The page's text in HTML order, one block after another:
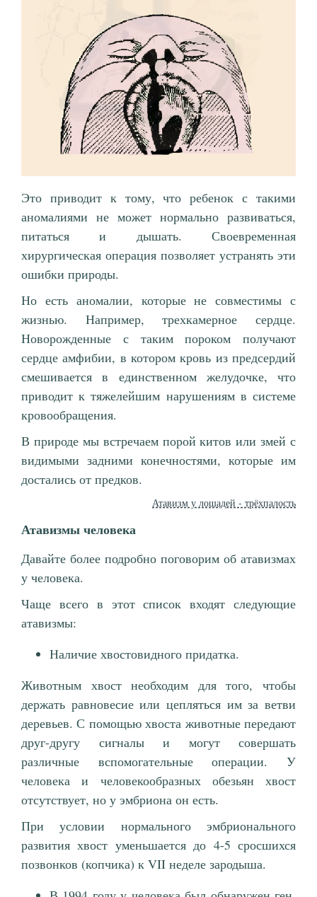
Это приводит к тому, что ребенок с такими
аномалиями не может нормально развиваться,
питаться и дышать. Своевременная
хирургическая операция позволяет устранять эти
ошибки природы.
Но есть аномалии, которые не совместимы с
жизнью. Например, трехкамерное сердце.
Новорожденные с таким пороком получают
сердце амфибии, в котором кровь из предсердий
смешивается в единственном желудочке, что
приводит к тяжелейшим нарушениям в системе
кровообращения.
В природе мы встречаем порой китов или змей с
видимыми задними конечностями, которые им
достались от предков.
Атавизм у лошадей - трёхпалость
Атавизмы человека
Давайте более подробно поговорим об атавизмах
у человека.
Чаще всего в этот список входят следующие
атавизмы:
Наличие хвостовидного придатка.
Животным хвост необходим для того, чтобы
держать равновесие или цепляться им за ветви
деревьев. С помощью хвоста животные передают
друг-другу сигналы и могут совершать
различные вспомогательные операции. У
человека и человекообразных обезьян хвост
отсутствует, но у эмбриона он есть.
При условии нормального эмбрионального
развития хвост уменьшается до 4-5 сросшихся
позвонков (копчика) к VII неделе зародыша.